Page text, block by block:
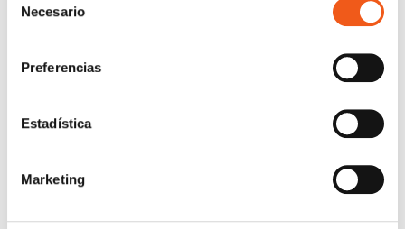
consultar nuestra política de cookies
política de cookies
Necesario
Preferencias
Estadística
Marketing
Información básica en protección de datos.-De
conformidad con el RGPD y la LOPDGDD,